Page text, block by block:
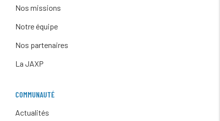
Nos missions
Notre équipe
Nos partenaires
La JAXP
COMMUNAUTÉ
Actualités